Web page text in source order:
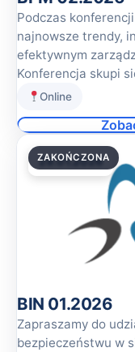
Podczas
najnowsze trendy,
efektywnym
Konferencja skupi
Online
29.01.2026
ZAKOŃCZONA
BIN 01.2026
Zapraszamy do
bezpieczeństwu w